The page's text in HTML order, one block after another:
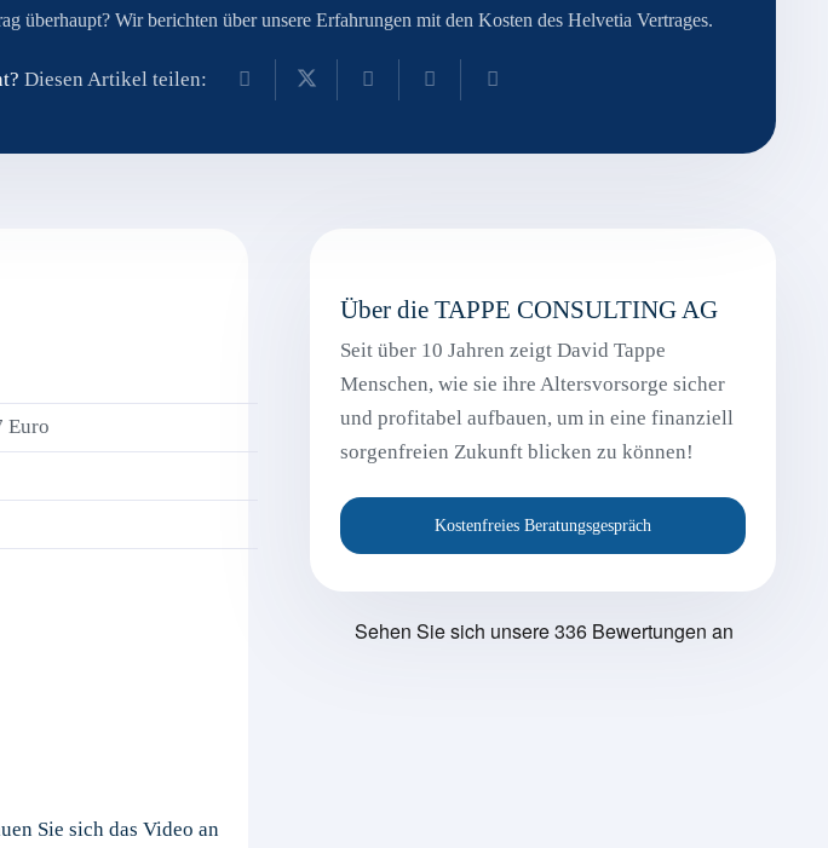
überhaupt? Wir berichten über unsere Erfahrungen mit den Kosten des Helvetia Vertrages.
Diesen Artikel teilen:
Euro
Sie sich das Video an
Über die TAPPE CONSULTING AG
Seit über 10 Jahren zeigt David Tappe
Menschen, wie sie ihre Altersvorsorge sicher
und profitabel aufbauen, um in eine finanziell
sorgenfreien Zukunft blicken zu können!
Kostenfreies Beratungsgespräch